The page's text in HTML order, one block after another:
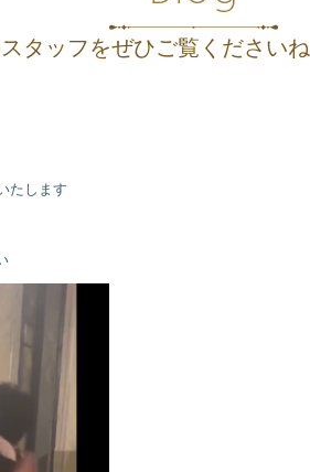
タッフをぜひご覧くださいね
たします